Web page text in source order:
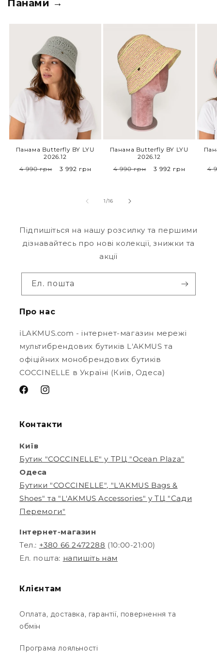
Панами →
Панама Butterfly BY LYU
2026.12
Звичайна
4 990 грн
Спеціальна
3 992 грн
Панама Butterfly BY LYU
2026.12
Звичайна
4 990 грн
Спеціальна
3 992 грн 4
1/з
16
Підпишіться на нашу розсилку та першими
дізнавайтесь про нові колекції, знижки та
акції
Ел. пошта
Про нас
iLAKMUS.com - інтернет-магазин мережі
мультибрендових бутиків L'AKMUS та
офіційних монобрендових бутиків
COCCINELLE в Україні (Київ, Одеса)
Контакти
Київ
Бутик "COCCINELLE" у ТРЦ "Ocean Plaza"
Одеса
Бутики "COCCINELLE", "L'AKMUS Bags &
Shoes" та "L'AKMUS Accessories" у ТЦ "Сади
Перемоги"
Інтернет-магазин
Тел.: +380 66 2472288 (10:00-21:00)
Ел. пошта: напишіть нам
Клієнтам
Оплата, доставка, гарантії, повернення та
обмін
Програма лояльності